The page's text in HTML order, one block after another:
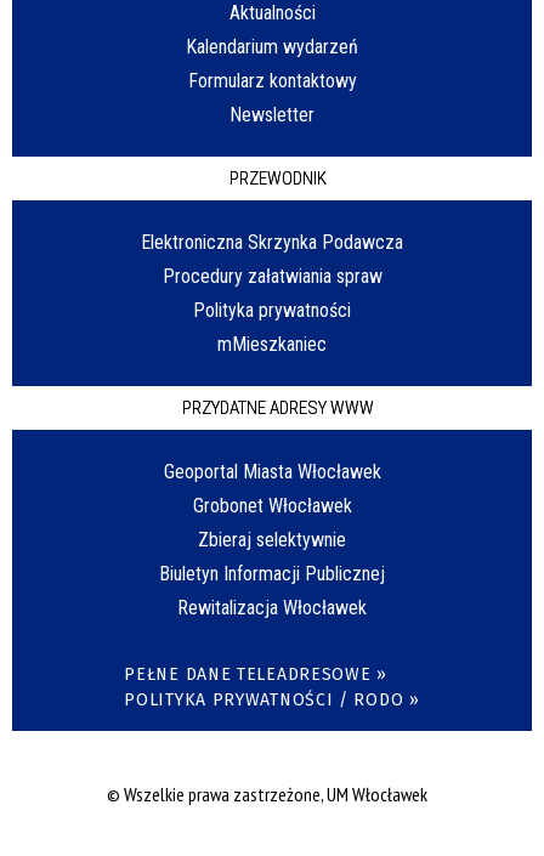
Aktualności
Kalendarium wydarzeń
Formularz kontaktowy
Newsletter
PRZEWODNIK
Elektroniczna Skrzynka Podawcza
Procedury załatwiania spraw
Polityka prywatności
mMieszkaniec
PRZYDATNE ADRESY WWW
Geoportal Miasta Włocławek
Grobonet Włocławek
Zbieraj selektywnie
Biuletyn Informacji Publicznej
Rewitalizacja Włocławek
PEŁNE DANE TELEADRESOWE »
POLITYKA PRYWATNOŚCI / RODO »
© Wszelkie prawa zastrzeżone, UM Włocławek